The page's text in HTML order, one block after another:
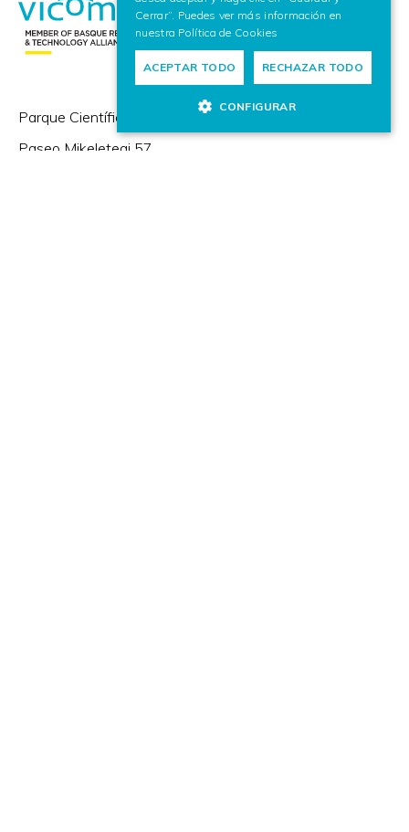
Parque Científico y Tecnológico de Gipuzkoa,
Paseo Mikeletegi 57,
Cerrar”. Puedes ver más información en
nuestra Política de Cookies
ACEPTAR TODO RECHAZAR TODO
CONFIGURAR